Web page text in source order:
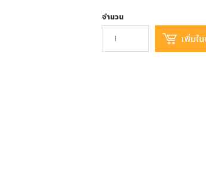
จำนวน